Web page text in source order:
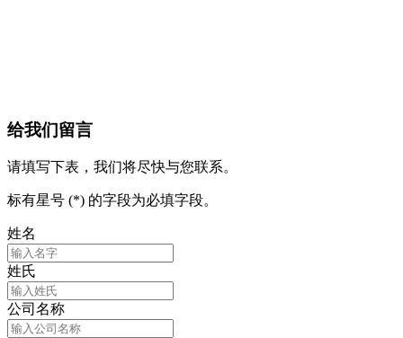
给我们留言
请填写下表，我们将尽快与您联系。
标有星号 (*) 的字段为必填字段。
姓名
姓氏
公司名称